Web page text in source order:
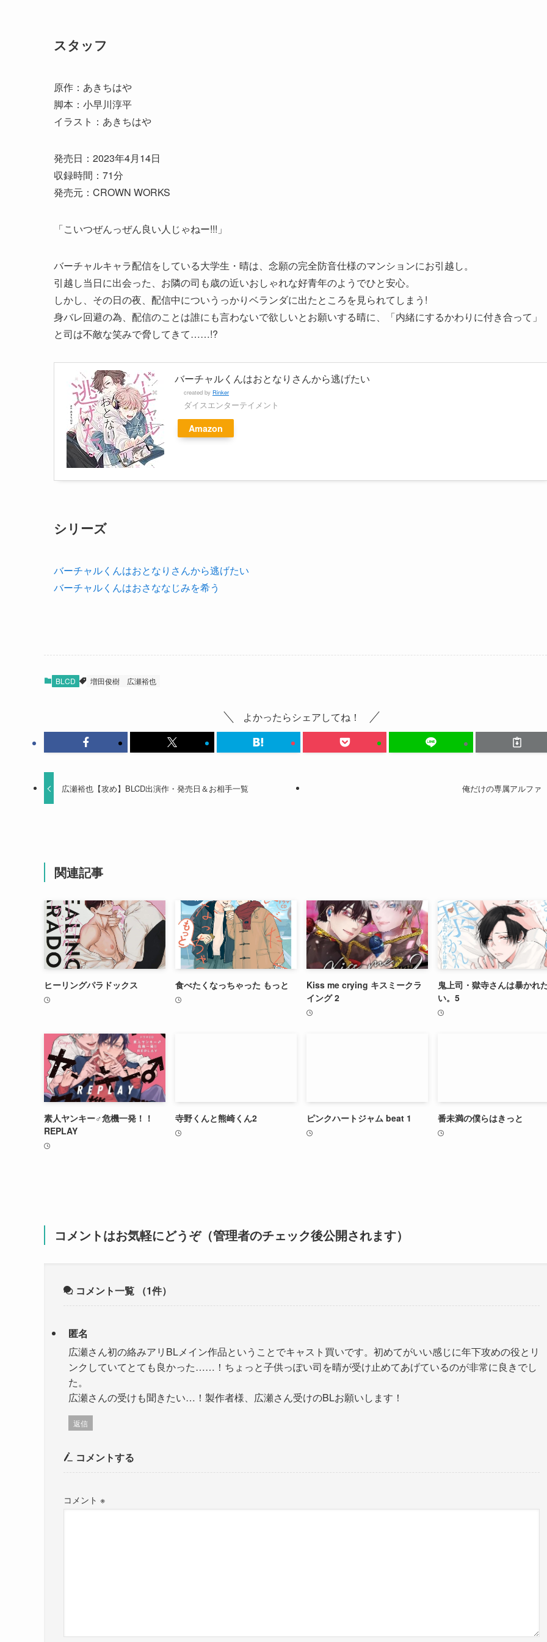
スタッフ
原作：あきちはや
脚本：小早川淳平
イラスト：あきちはや
発売日：2023年4月14日
収録時間：71分
発売元：CROWN WORKS
「こいつぜんっぜん良い人じゃねー!!!」
バーチャルキャラ配信をしている大学生・晴は、念願の完全防音仕様のマンションにお引越し。
引越し当日に出会った、お隣の司も歳の近いおしゃれな好青年のようでひと安心。
しかし、その日の夜、配信中についうっかりベランダに出たところを見られてしまう!
身バレ回避の為、配信のことは誰にも言わないで欲しいとお願いする晴に、「内緒にするかわりに付き合って」
と司は不敵な笑みで脅してきて……!?
バーチャルくんはおとなりさんから逃げたい
created by Rinker
ダイスエンターテイメント
Amazon
シリーズ
バーチャルくんはおとなりさんから逃げたい
バーチャルくんはおさななじみを希う
BLCD 増田俊樹 広瀬裕也
よかったらシェアしてね！
広瀬裕也【攻め】BLCD出演作・発売日＆お相手一覧 俺だけの専属アルファ
関連記事
ヒーリングパラドックス 食べたくなっちゃった もっと
Kiss me crying キスミークラ
イング 2
鬼上司・獄寺さんは暴かれ
い。5
素人ヤンキー♂危機一発！！
REPLAY
寺野くんと熊崎くん2 ピンクハートジャム beat 1 番未満の僕らはきっと
コメントはお気軽にどうぞ（管理者のチェック後公開されます）
コメント一覧 （1件）
匿名
広瀬さん初の絡みアリBLメイン作品ということでキャスト買いです。初めてがいい感じに年下攻めの役とリ
ンクしていてとても良かった……！ちょっと子供っぽい司を晴が受け止めてあげているのが非常に良きでし
た。
広瀬さんの受けも聞きたい…！製作者様、広瀬さん受けのBLお願いします！
返信
コメントする
コメント ※